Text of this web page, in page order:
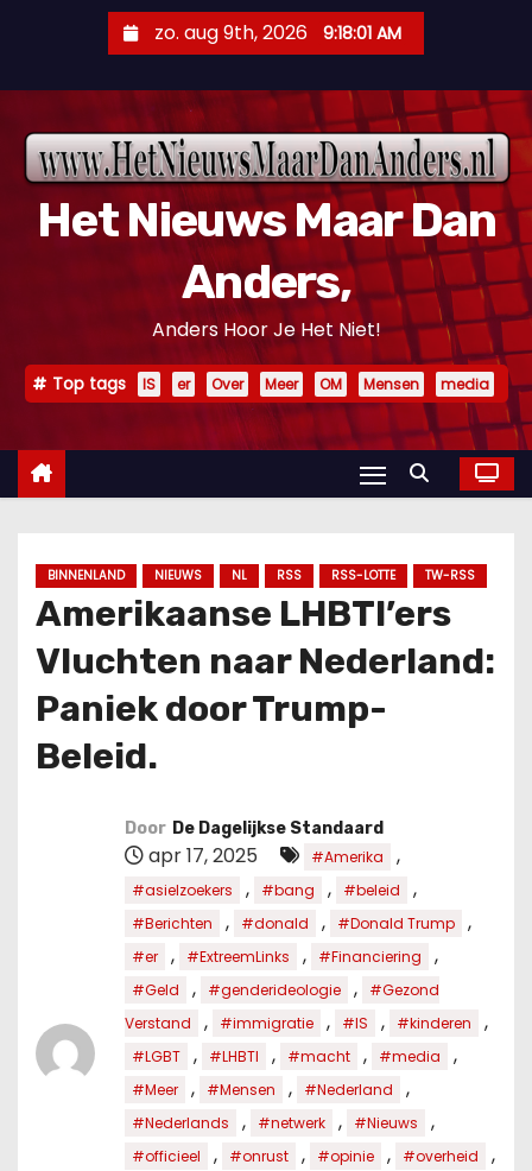
n
zo. aug 9th, 2026 9:18:02 AM
Het Nieuws Maar Dan
Anders,
Anders Hoor Je Het Niet!
Top tags IS er Over Meer OM Mensen media
BINNENLAND NIEUWS NL RSS RSS-LOTTE TW-RSS
Amerikaanse LHBTI’ers
Vluchten naar Nederland:
Paniek door Trump-
Beleid.
Door De Dagelijkse Standaard
apr 17, 2025 #Amerika ,
#asielzoekers , #bang , #beleid ,
#Berichten , #donald , #Donald Trump ,
#er , #ExtreemLinks , #Financiering ,
#Geld , #genderideologie ,
#Gezond
Verstand
, #immigratie , #IS , #kinderen ,
#LGBT , #LHBTI , #macht , #media ,
#Meer , #Mensen , #Nederland ,
#Nederlands , #netwerk , #Nieuws ,
#officieel , #onrust , #opinie , #overheid ,